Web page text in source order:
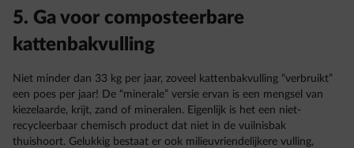
5. Ga voor composteerbare
kattenbakvulling
Niet minder dan 33 kg per jaar, zoveel kattenbakvulling “verbruikt”
een poes per jaar! De “minerale” versie ervan is een mengsel van
kiezelaarde, krijt, zand of mineralen. Eigenlijk is het een niet-
recycleerbaar chemisch product dat niet in de vuilnisbak
thuishoort. Gelukkig bestaat er ook milieuvriendelijkere vulling,